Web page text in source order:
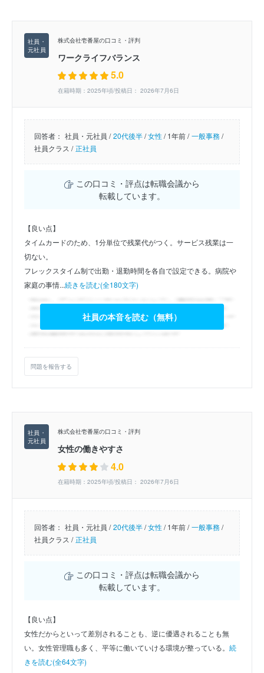
株式会社壱番屋の口コミ・評判
ワークライフバランス
5.0
在籍時期：2025年頃/投稿日： 2026年7月6日
回答者： 社員・元社員 / 20代後半/女性/1年前 / 一般事務/
社員クラス / 正社員
この口コミ・評点は転職会議から
転載しています。
【良い点】
タイムカードのため、1分単位で残業代がつく。サービス残業は一
切ない。
フレックスタイム制で出勤・退勤時間を各自で設定できる。病院や
家庭の事情...続きを読む(全180文字)
社員の本音を読む（無料）
問題を報告する
株式会社壱番屋の口コミ・評判
女性の働きやすさ
4.0
在籍時期：2025年頃/投稿日： 2026年7月6日
回答者： 社員・元社員 / 20代後半/女性/1年前 / 一般事務/
社員クラス / 正社員
この口コミ・評点は転職会議から
転載しています。
【良い点】
女性だからといって差別されることも、逆に優遇されることも無
い。女性管理職も多く、平等に働いていける環境が整っている。 続
きを読む(全64文字)